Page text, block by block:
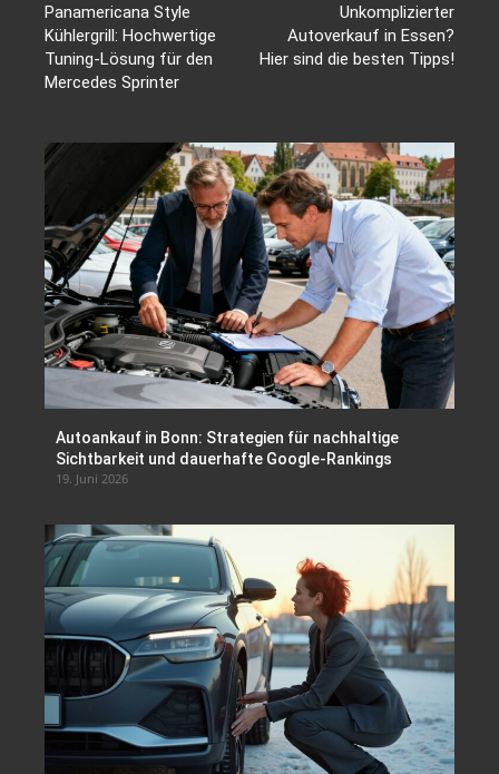
Panamericana Style
Kühlergrill: Hochwertige
Tuning-Lösung für den
Mercedes Sprinter
Unkomplizierter
Autoverkauf in Essen?
Hier sind die besten Tipps!
Autoankauf in Bonn: Strategien für nachhaltige
Sichtbarkeit und dauerhafte Google-Rankings
19. Juni 2026